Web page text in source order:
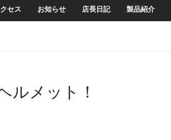
セス お知らせ 店長日記 製品紹介
ルメット！